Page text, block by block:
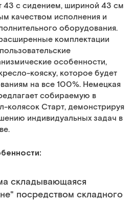
43 c сидением, шириной 43 см
качеством исполнения и
оборудования.
комплектации
особенности,
кояску, которое будет
на все 100%. Немецкая
собираемую в
колясок Старт, демонстрируя
индивидуальных задач в
складывающаяся
посредством складного